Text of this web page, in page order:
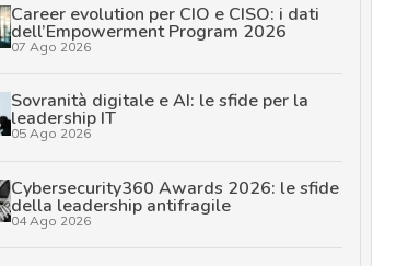
Career evolution per CIO e CISO: i dati
dell’Empowerment Program 2026
07 Ago 2026
Sovranità digitale e AI: le sfide per la
leadership IT
05 Ago 2026
Cybersecurity360 Awards 2026: le sfide
della leadership antifragile
04 Ago 2026